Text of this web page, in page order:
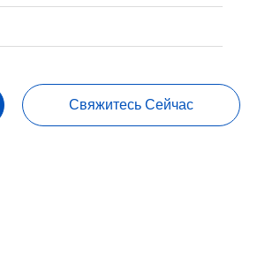
Свяжитесь Сейчас